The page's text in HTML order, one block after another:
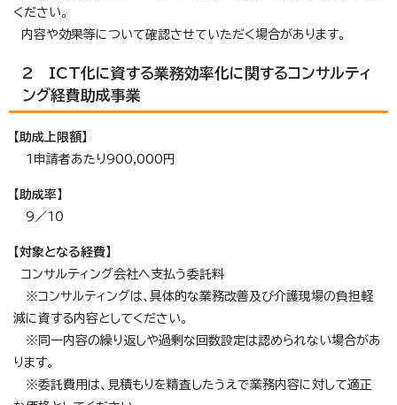
ください。
内容や効果等について確認させていただく場合があります。
2 ICT化に資する業務効率化に関するコンサルティ
ング経費助成事業
【助成上限額】
1申請者あたり900,000円
【助成率】
9／10
【対象となる経費】
コンサルティング会社へ支払う委託料
※コンサルティングは、具体的な業務改善及び介護現場の負担軽
減に資する内容としてください。
※同一内容の繰り返しや過剰な回数設定は認められない場合があ
ります。
※委託費用は、見積もりを精査したうえで業務内容に対して適正